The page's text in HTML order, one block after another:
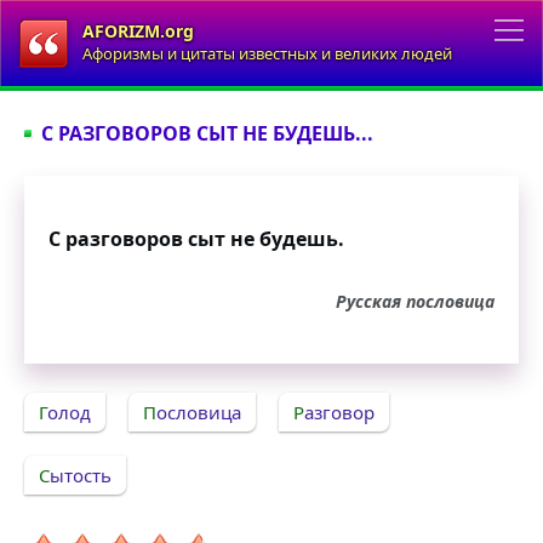
AFORIZM.org
Афоризмы и цитаты известных и великих людей
С РАЗГОВОРОВ СЫТ НЕ БУДЕШЬ...
С разговоров сыт не будешь.
Русская пословица
Голод Пословица Разговор
Сытость